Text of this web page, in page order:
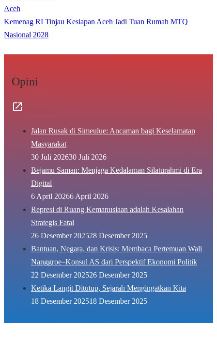
Aceh
Kemenag RI Tinjau Kesiapan Aceh Jadi Tuan Rumah MTQ
Nasional 2028
Opini
Jalan Rusak di Simeulue: Ancaman bagi Keselamatan
Masyarakat
30 Juli 202630 Juli 2026
Bejamu Saman: Menjaga Kedalaman Silaturahmi di Era
Digital
6 April 20266 April 2026
Represi di Ruang Kemanusiaan adalah Kesalahan
Strategis Fatal
26 Desember 202528 Desember 2025
Bantuan, Negara, dan Krisis: Membaca Pertemuan Wali
Nanggroe–Konsul AS dari Perspektif Ekonomi Politik
22 Desember 202526 Desember 2025
Ketika Langit Ditutup, Sejarah Mengingatkan Kita
18 Desember 202518 Desember 2025